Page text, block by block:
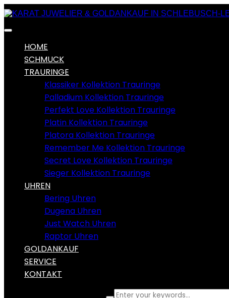
HOME
SCHMUCK
TRAURINGE
Klassiker Kollektion Trauringe
Palladium Kollektion Trauringe
Perfekt Love Kollektion Trauringe
Platin Kollektion Trauringe
Platora Kollektion Trauringe
Remember Me Kollektion Trauringe
Secret Love Kollektion Trauringe
Sieger Kollektion Trauringe
UHREN
Bering Uhren
Dugena Uhren
Just Watch Uhren
Raptor Uhren
GOLDANKAUF
SERVICE
KONTAKT